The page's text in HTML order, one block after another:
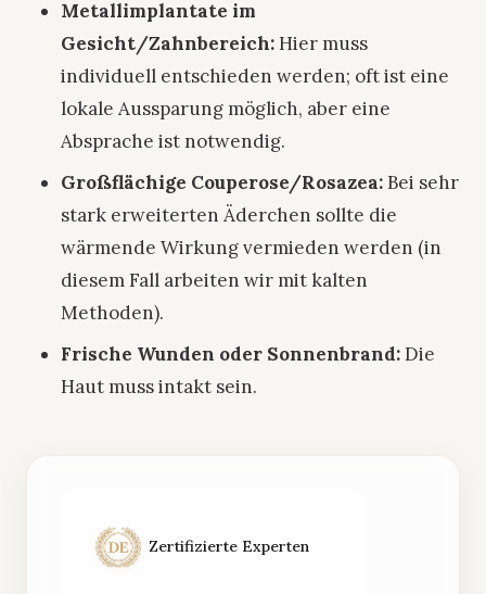
Metallimplantate im
Gesicht/Zahnbereich:Hier muss
individuell entschieden werden; oft ist eine
lokale Aussparung möglich, aber eine
Absprache ist notwendig.
Großflächige Couperose/Rosazea:Bei sehr
stark erweiterten Äderchen sollte die
wärmende Wirkung vermieden werden (in
diesem Fall arbeiten wir mit kalten
Methoden).
Frische Wunden oder Sonnenbrand:Die
Haut muss intakt sein.
Zertifizierte Experten